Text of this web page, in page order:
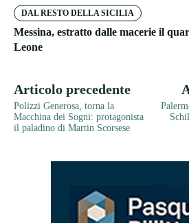
DAL RESTO DELLA SICILIA
Messina, estratto dalle macerie il
Leone
Articolo precedente
Polizzi Generosa, torna la
Macchina dei Sogni: protagonista
il paladino di Martin Scorsese